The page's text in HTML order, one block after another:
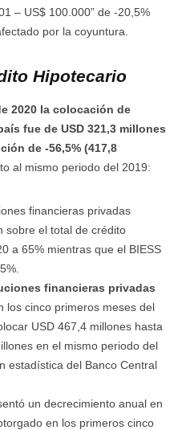
– US$ 100.000” de -20,5%
por la coyuntura.
Hipotecario
2020 la colocación de
fue de USD 321,3 millones
de -56,5% (417,8
al mismo periodo del 2019:
financieras privadas
sobre el total de crédito
a 65% mientras que el BIESS
financieras privadas
los cinco primeros meses del
USD 467,4 millones hasta
en el mismo periodo del
estadística del Banco Central
un decrecimiento anual en
en los primeros cinco